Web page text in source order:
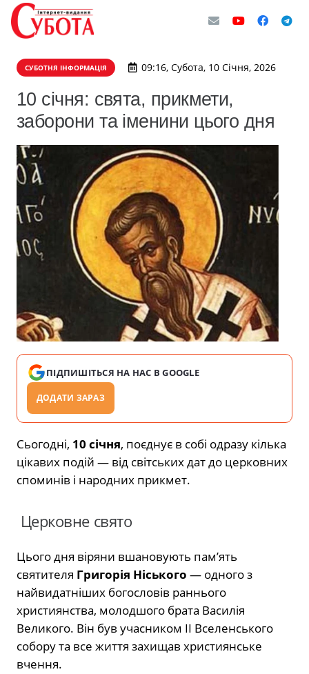
СУБОТНЯ ІНФОРМАЦІЯ 09:16, Субота, 10 Січня, 2026
10 січня: свята, прикмети,
заборони та іменини цього дня
ПІДПИШІТЬСЯ НА НАС В GOOGLE
ДОДАТИ ЗАРАЗ
Сьогодні, 10 січня, поєднує в собі одразу кілька
цікавих подій — від світських дат до церковних
споминів і народних прикмет.
Церковне свято
Цього дня віряни вшановують пам’ять
святителя Григорія Ніського — одного з
найвидатніших богословів раннього
християнства, молодшого брата Василія
Великого. Він був учасником ІІ Вселенського
собору та все життя захищав християнське
вчення.